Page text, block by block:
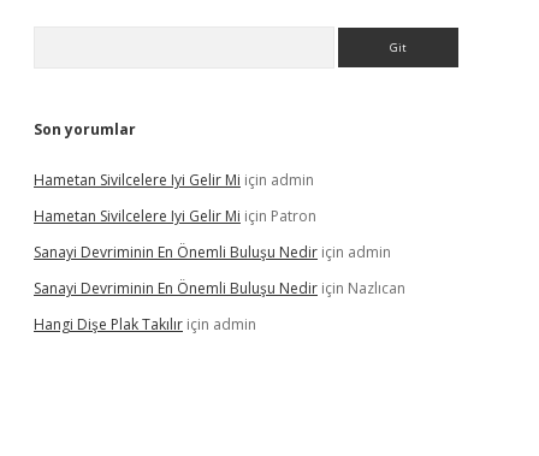
Son yorumlar
Hametan Sivilcelere Iyi Gelir Mi için admin
Hametan Sivilcelere Iyi Gelir Mi için Patron
Sanayi Devriminin En Önemli Buluşu Nedir için admin
Sanayi Devriminin En Önemli Buluşu Nedir için Nazlıcan
Hangi Dişe Plak Takılır için admin